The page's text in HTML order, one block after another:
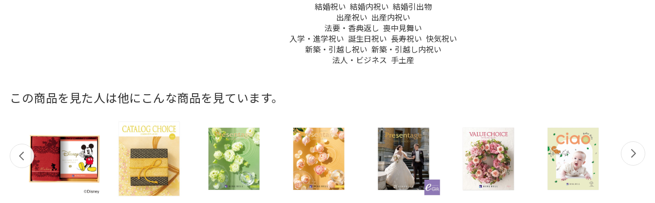
結婚祝い 結婚内祝い 結婚引出物
出産祝い 出産内祝い
法要・香典返し 喪中見舞い
入学・進学祝い 誕生日祝い 長寿祝い 快気祝い
新築・引越し祝い 新築・引越し内祝い
法人・ビジネス 手土産
この商品を見た人は他にこんな商品を見ています。